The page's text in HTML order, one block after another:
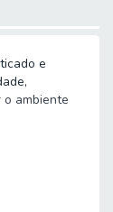
e
ambiente